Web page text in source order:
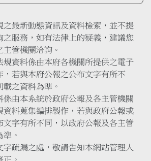
之最新動態資訊及資料檢索，並不提
之服務，如有法律上的疑義，建議您
管機關洽詢。
規資料係由本府各機關所提供之電子
，若與本府公報之公布文字有所不
之資料為準。
係由本系統於政府公報及各主管機關
資料蒐集編排製作，若與政府公報或
文字有所不同，以政府公報及各主管
。
字疏漏之處，敬請告知本網站管理人
。